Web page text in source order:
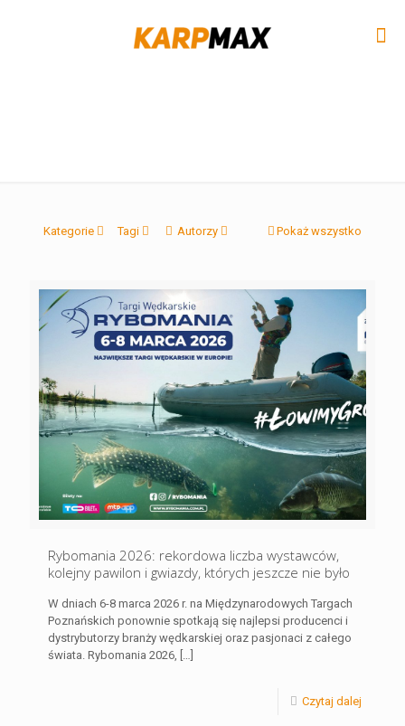
Kategorie Tagi Autorzy Pokaż wszystko
Rybomania 2026: rekordowa liczba wystawców,
kolejny pawilon i gwiazdy, których jeszcze nie było
W dniach 6-8 marca 2026 r. na Międzynarodowych Targach
Poznańskich ponownie spotkają się najlepsi producenci i
dystrybutorzy branży wędkarskiej oraz pasjonaci z całego
świata. Rybomania 2026, […]
Czytaj dalej